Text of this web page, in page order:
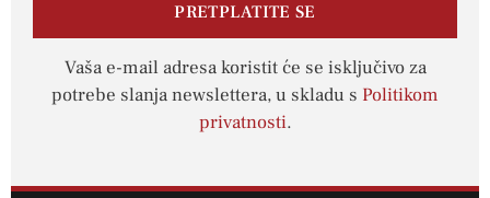
PRETPLATITE SE
Vaša e-mail adresa koristit će se isključivo za
potrebe slanja newslettera, u skladu s Politikom
privatnosti.